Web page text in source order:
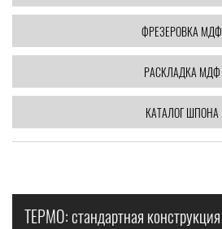
ФРЕЗЕРОВКА МДФ
РАСКЛАДКА МДФ
КАТАЛОГ ШПОНА
ТЕРМО: стандартная конструкция